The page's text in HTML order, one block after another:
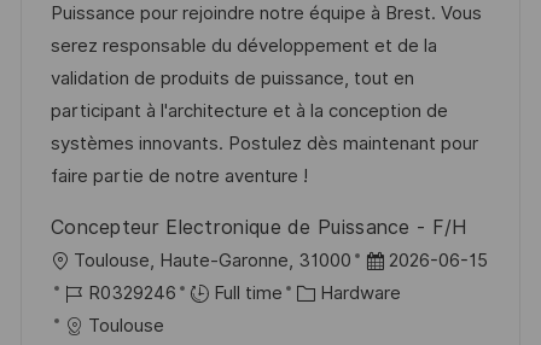
a
t
i
o
n
t
e
d
D
a
t
b
I
d
t
e
g
o
r
y
Puissance pour rejoindre notre équipe à Brest. Vous
serez responsable du développement et de la
validation de produits de puissance, tout en
participant à l'architecture et à la conception de
systèmes innovants. Postulez dès maintenant pour
faire partie de notre aventure !
Concepteur Electronique de Puissance - F/H
L
o
c
Toulouse, Haute-Garonne, 31000
P
o
2026-06-15
J
o
R0329246 Full time
C Hardware
Toulouse